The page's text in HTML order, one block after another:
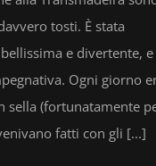
tosti. È stata
bellissima e divertente,
Ogni giorno
sella (fortunatamente
fatti con gli [...]